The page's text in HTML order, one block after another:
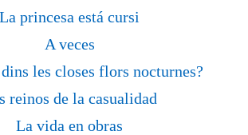
La princesa está cursi
A veces
les closes flors nocturnes?
reinos de la casualidad
La vida en obras